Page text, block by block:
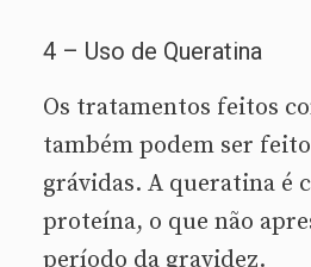
4 – Uso de Queratina
Os tratamentos feitos
também podem ser
grávidas. A queratina é
proteína, o que não
período da gravidez.